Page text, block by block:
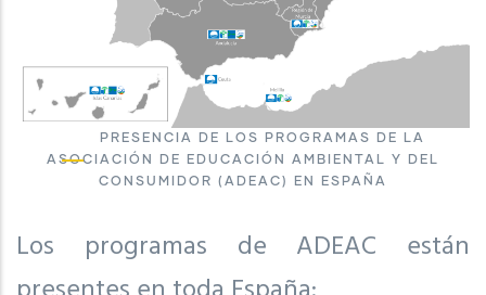
PRESENCIA DE LOS PROGRAMAS DE LA
ASOCIACIÓN DE EDUCACIÓN AMBIENTAL Y DEL
CONSUMIDOR (ADEAC) EN ESPAÑA
Los programas de ADEAC están